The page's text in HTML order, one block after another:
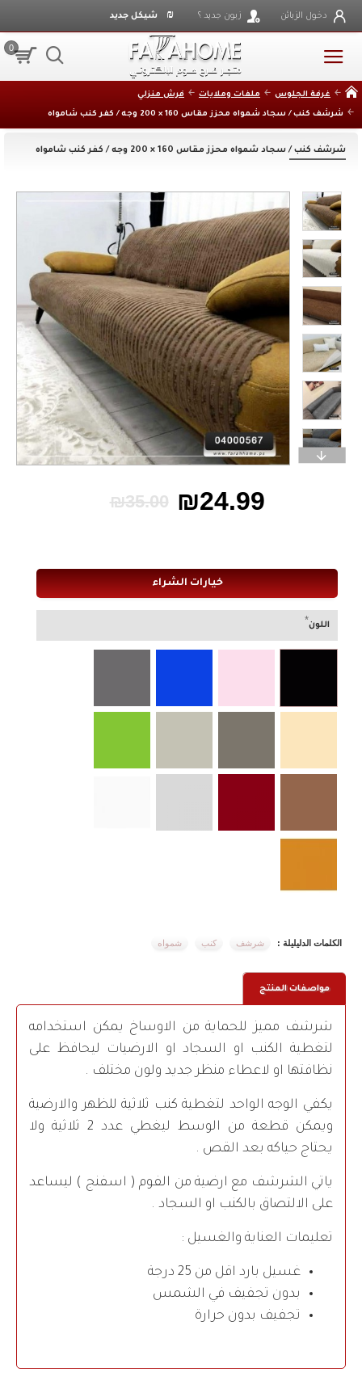
دخول الزبائن زبون جديد ؟ ₪ شيكل جديد
0
غرفة الجلوس ملفات وملايات فرش منزلي
شرشف كنب / سجاد شمواه محزز مقاس 160 × 200 وجه / كفر كنب شامواه
شرشف كنب / سجاد شمواه محزز مقاس 160 × 200 وجه / كفر كنب شامواه
₪24.99
₪35.00
خيارات الشراء
اللون
الكلمات الدليليلة : شرشف كنب شمواه
مواصفات المنتج
شرشف مميز للحماية من الاوساخ يمكن استخدامه
لتغطية الكنب او السجاد او الارضيات ليحافظ على
نظافتها او لاعطاء منظر جديد ولون مختلف .
يكفي الوجه الواحد لتغطية كنب ثلاثية للظهر والارضية
ويمكن قطعة من الوسط ليغطي عدد 2 ثلاثية ولا
يحتاج حياكه بعد القص .
ياتي الشرشف مع ارضية من الفوم ( اسفنج ) ليساعد
على الالتصاق بالكنب او السجاد .
تعليمات العناية والغسيل :
غسيل بارد اقل من 25 درجة
بدون تجفيف في الشمس
تجفيف بدون حرارة